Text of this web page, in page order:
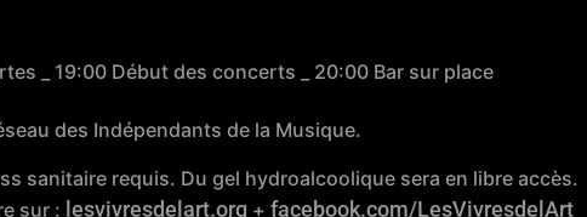
_ 19:00 Début des concerts _ 20:00 Bar sur place
des Indépendants de la Musique.
sanitaire requis. Du gel hydroalcoolique sera en libre accès.
sur : lesvivresdelart.org + facebook.com/LesVivresdelArt